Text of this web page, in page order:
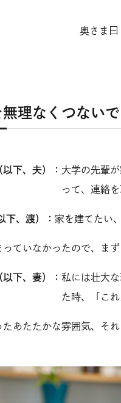
奥さま曰
理なくつないで
下、夫）： 大学の先輩
って、連絡を
下、渡）： 家を建てたい
ていなかったので、ま
下、妻）： 私には壮大
た時、「こ
あたたかな雰囲気、そ